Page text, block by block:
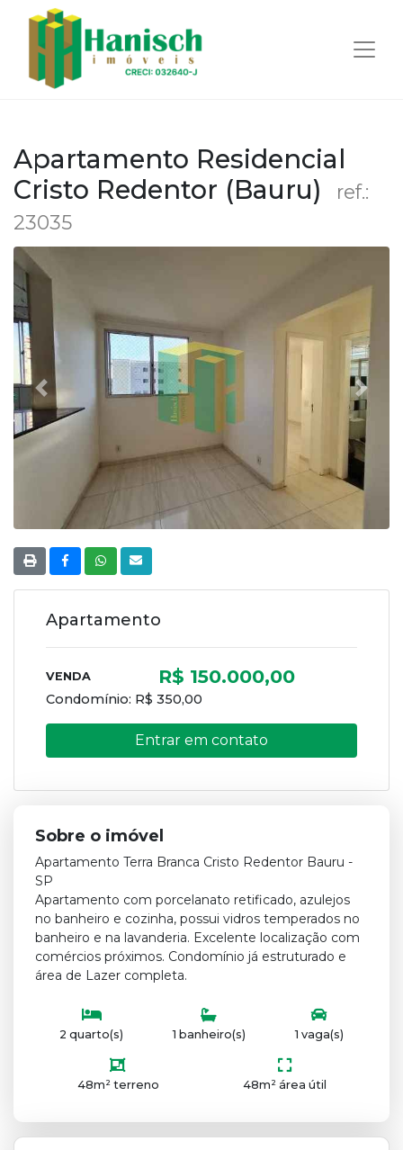
Apartamento Residencial
Cristo Redentor (Bauru)
ref.:
23035
Anterior
Apartamento
VENDA R$ 150.000,00
Condomínio: R$ 350,00
Entrar em contato
Sobre o imóvel
Apartamento Terra Branca Cristo Redentor Bauru -
SP
Apartamento com porcelanato retificado, azulejos
no banheiro e cozinha, possui vidros temperados no
banheiro e na lavanderia. Excelente localização com
comércios próximos. Condomínio já estruturado e
área de Lazer completa.
2 quarto(s) 1 banheiro(s) 1 vaga(s)
48m² terreno 48m² área útil